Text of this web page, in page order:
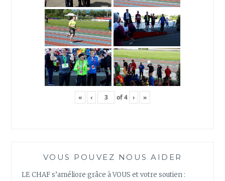
« ‹ of4 › »
VOUS POUVEZ NOUS AIDER
LE CHAF s’améliore grâce à VOUS et votre soutien :